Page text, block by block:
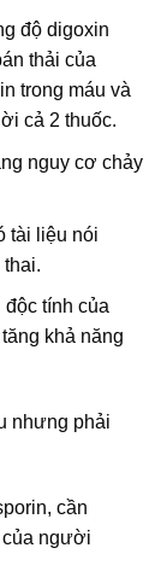
độ digoxin
thải của
trong máu và
cả 2 thuốc.
nguy cơ chảy
tài liệu nói
độc tính của
khả năng
nhưng phải
cần
người